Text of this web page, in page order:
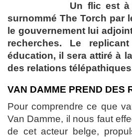
Un flic est
surnommé The Torch par
le gouvernement lui
recherches. Le
éducation, il sera attiré à
des relations
VAN DAMME PREND DES
Pour comprendre ce que
Van Damme, il nous faut
de cet acteur belge,